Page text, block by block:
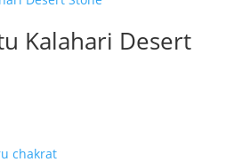
Kalahari Desert